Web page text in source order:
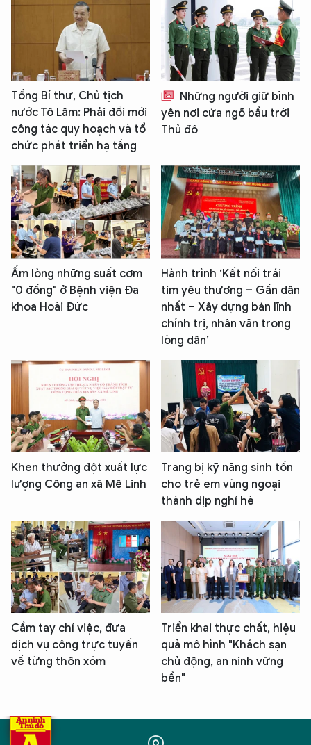
Tổng Bí thư, Chủ tịch
nước Tô Lâm: Phải đổi mới
công tác quy hoạch và tổ
chức phát triển hạ tầng
Những người giữ bình
yên nơi cửa ngõ bầu trời
Thủ đô
Ấm lòng những suất cơm
"0 đồng" ở Bệnh viện Đa
khoa Hoài Đức
Hành trình ‘Kết nối trái
tim yêu thương – Gần dân
nhất – Xây dựng bản lĩnh
chính trị, nhân văn trong
lòng dân’
Khen thưởng đột xuất lực
lượng Công an xã Mê Linh
Trang bị kỹ năng sinh tồn
cho trẻ em vùng ngoại
thành dịp nghỉ hè
Cầm tay chỉ việc, đưa
dịch vụ công trực tuyến
về từng thôn xóm
Triển khai thực chất, hiệu
quả mô hình "Khách sạn
chủ động, an ninh vững
bền"